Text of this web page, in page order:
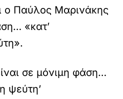
ο Παύλος Μαρινάκης
«κατ’
σε μόνιμη φάση…
ψεύτη’